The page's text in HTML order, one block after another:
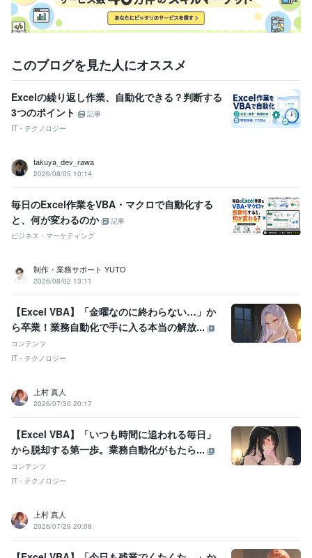
このブログを見た人にオススメ
Excelの繰り返し作業、自動化できる？判断する
3つのポイント
記事
IT・テクノロジー
takuya_dev_rawa
2026/08/05 10:14
毎日のExcel作業をVBA・マクロで自動化する
と、何が変わるのか
記事
ビジネス・マーケティング
制作・業務サポート YUTO
2026/08/02 13:11
【Excel VBA】「金曜なのに終わらない…」か
ら卒業！業務自動化で手に入る本当の解放...
コンテンツ
IT・テクノロジー
上村 真人
2026/07/30 20:17
【Excel VBA】「いつも時間に追われる毎日」
から脱却する第一歩。業務自動化がもたら...
コンテンツ
IT・テクノロジー
上村 真人
2026/07/29 20:08